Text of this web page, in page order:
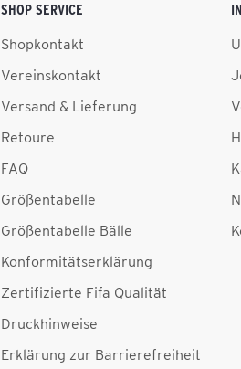
SHOP SERVICE
Shopkontakt
Vereinskontakt
Versand & Lieferung
Retoure
FAQ
Größentabelle
Größentabelle Bälle
Konformitätserklärung
Zertifizierte Fifa Qualität
Druckhinweise
Erklärung zur Barrierefreiheit